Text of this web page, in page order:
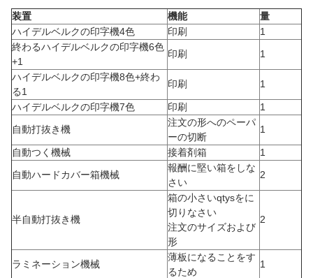
装置 機能
量
ハイデルベルクの印字機4色
印刷
1
終わるハイデルベルクの印字機6色
+1
印刷 1
ハイデルベルクの印字機8色+終わ
る1
印刷 1
ハイデルベルクの印字機7色 印刷
1
自動打抜き機
注文の形へのペーパ
ーの切断
1
自動つく機械 接着剤箱
1
自動ハードカバー箱機械
報酬に堅い箱をしな
さい
2
半自動打抜き機
箱の小さいqtysをに
切りなさい
注文のサイズおよび
形
2
ラミネーション機械
薄板になることをす
るため
1